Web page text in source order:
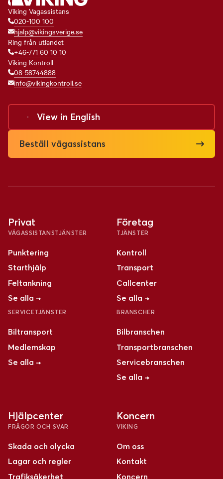
Viking Vagassistans
020-100 100
hjalp@vikingsverige.se
Ring från utlandet
+46-771 60 10 10
Viking Kontroll
08-58744888
info@vikingkontroll.se
View in English
Beställ vägassistans
Privat
VÄGASSISTANSTJÄNSTER
Punktering
Starthjälp
Feltankning
Se alla →
SERVICETJÄNSTER
Biltransport
Medlemskap
Se alla →
Företag
TJÄNSTER
Kontroll
Transport
Callcenter
Se alla →
BRANSCHER
Bilbranschen
Transportbranschen
Servicebranschen
Se alla →
Hjälpcenter
FRÅGOR OCH SVAR
Skada och olycka
Lagar och regler
Trafiksäkerhet
Koncern
VIKING
Om oss
Kontakt
Koncern